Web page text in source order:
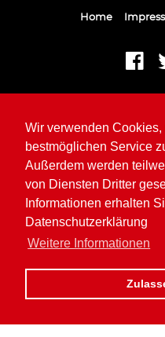
Wir verwenden Cookies,
bestmöglichen Service
Außerdem werden
von Diensten Dritter
Informationen erhalten
Datenschutzerklärung
Weitere Informationen
Home